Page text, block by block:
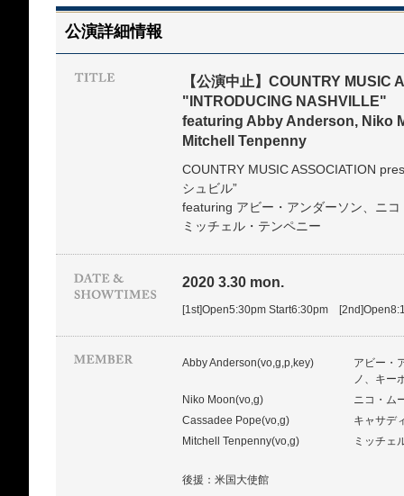
公演詳細情報
【公演中止】COUNTRY MUSIC
"INTRODUCING NASHVILLE"
featuring Abby Anderson, Niko
Mitchell Tenpenny
COUNTRY MUSIC ASSOCIATION
シュビル”
featuring アビー・アンダーソン、ニ
ミッチェル・テンペニー
2020 3.30 mon.
[1st]Open5:30pm Start6:30pm
Abby Anderson(vo,g,p,key)
アビー・
ノ、キー
Niko Moon(vo,g)
ニコ・ム
Cassadee Pope(vo,g)
キャサデ
Mitchell Tenpenny(vo,g)
ミッチェ
後援：米国大使館